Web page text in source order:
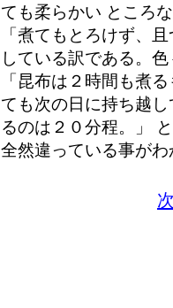
ても柔らかい ところ
「煮てもとろけず、
している訳である。
「昆布は２時間も煮
ても次の日に持ち越
るのは２０分程。」
全然違っている事が